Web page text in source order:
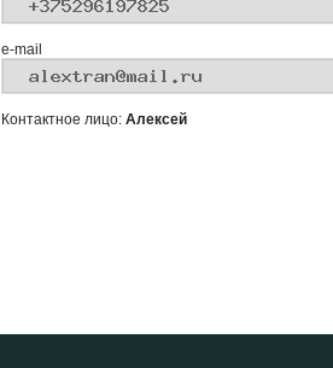
e-mail
Контактное лицо: Алексей